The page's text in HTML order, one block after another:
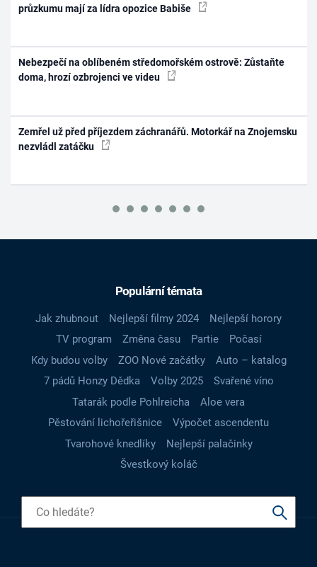
průzkumu mají za lídra opozice Babiše
Nebezpečí na oblíbeném středomořském ostrově: Zůstaňte
doma, hrozí ozbrojenci ve videu
Zemřel už před příjezdem záchranářů. Motorkář na Znojemsku
nezvládl zatáčku
Populární témata
Jak zhubnout Nejlepší filmy 2024
Nejlepší horory
TV program
Změna času Partie
Počasí
Kdy budou volby
ZOO Nové začátky
Auto – katalog
7 pádů Honzy Dědka
Volby 2025
Svařené víno
Tatarák podle Pohlreicha
Aloe vera
Pěstování lichořeřišnice
Výpočet ascendentu
Tvarohové knedlíky
Nejlepší palačinky
Švestkový koláč